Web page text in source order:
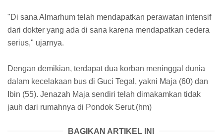
"Di sana Almarhum telah mendapatkan perawatan intensif
dari dokter yang ada di sana karena mendapatkan cedera
serius," ujarnya.
Dengan demikian, terdapat dua korban meninggal dunia
dalam kecelakaan bus di Guci Tegal, yakni Maja (60) dan
Ibin (55). Jenazah Maja sendiri telah dimakamkan tidak
jauh dari rumahnya di Pondok Serut.(hm)
BAGIKAN ARTIKEL INI